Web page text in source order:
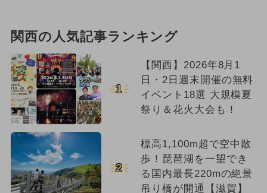
関西の人気記事ランキング
1
【関西】2026年8月1
日・2日週末開催の無料
イベント18選 大規模夏
祭り＆花火大会も！
2
標高1,100m超で空中散
歩！琵琶湖を一望でき
る国内最長220mの絶景
吊り橋が開通【滋賀】